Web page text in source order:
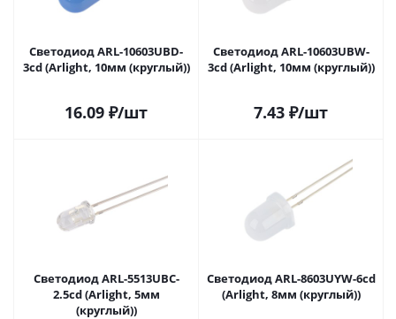
Светодиод ARL-10603UBD-
3cd (Arlight, 10мм (круглый))
16.09 ₽/шт
Светодиод ARL-10603UBW-
3cd (Arlight, 10мм (круглый))
7.43 ₽/шт
Светодиод ARL-5513UBC-
2.5cd (Arlight, 5мм
(круглый))
Светодиод ARL-8603UYW-6cd
(Arlight, 8мм (круглый))